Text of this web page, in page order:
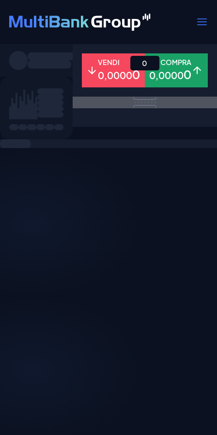
Tutti Forex Metalli Azioni
VENDI
0,00000
COMPRA
0,00000
0